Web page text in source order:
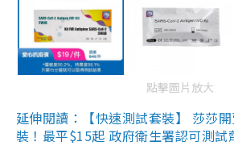
點擊圖片放大
延伸閱讀：【快速測試套裝】 莎莎
裝！最平$15起 政府衛生署認可測試